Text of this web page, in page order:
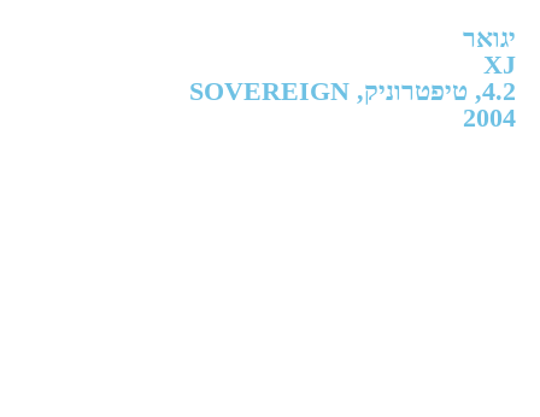
יגואר
XJ
4.2, טיפטרוניק, SOVEREIGN
2004